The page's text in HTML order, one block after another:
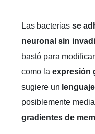
Las bacterias se
neuronal sin
bastó para
como la expresión
sugiere un
posiblemente
gradientes de